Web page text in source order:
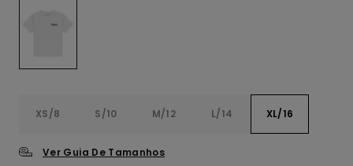
XS/8 S/10 M/12 L/14 XL/16
Ver Guia De Tamanhos